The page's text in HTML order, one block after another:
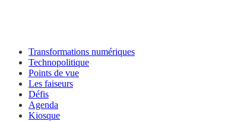
Transformations numériques
Technopolitique
Points de vue
Les faiseurs
Défis
Agenda
Kiosque